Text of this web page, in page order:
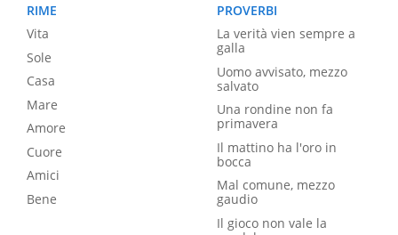
RIME
Vita
Sole
Casa
Mare
Amore
Cuore
Amici
Bene
PROVERBI
La verità vien sempre a
galla
Uomo avvisato, mezzo
salvato
Una rondine non fa
primavera
Il mattino ha l'oro in
bocca
Mal comune, mezzo
gaudio
Il gioco non vale la